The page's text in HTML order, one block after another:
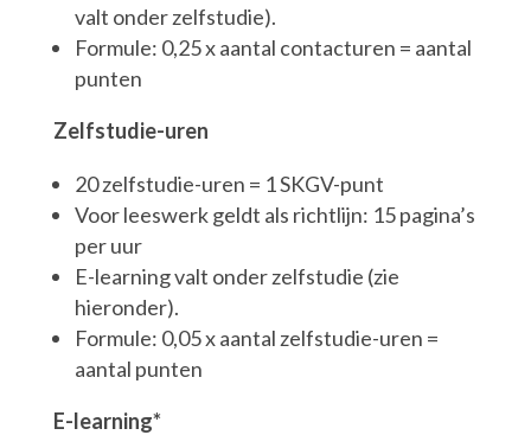
valt onder zelfstudie).
Formule: 0,25 x aantal contacturen = aantal
punten
Zelfstudie-uren
20 zelfstudie-uren = 1 SKGV-punt
Voor leeswerk geldt als richtlijn: 15 pagina’s
per uur
E-learning valt onder zelfstudie (zie
hieronder).
Formule: 0,05 x aantal zelfstudie-uren =
aantal punten
E-learning*